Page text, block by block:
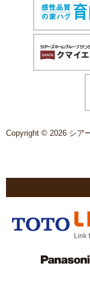
Copyright © 2026 シア